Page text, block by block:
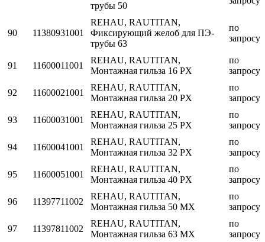
трубы 50
90 11380931001
REHAU, RAUTITAN,
Фиксирующий желоб для ПЭ-
трубы 63
по
запросу
91 11600011001
REHAU, RAUTITAN,
Монтажная гильза 16 PX
по
запросу
92 11600021001
REHAU, RAUTITAN,
Монтажная гильза 20 PX
по
запросу
93 11600031001
REHAU, RAUTITAN,
Монтажная гильза 25 PX
по
запросу
94 11600041001
REHAU, RAUTITAN,
Монтажная гильза 32 PX
по
запросу
95 11600051001
REHAU, RAUTITAN,
Монтажная гильза 40 PX
по
запросу
96 11397711002
REHAU, RAUTITAN,
Монтажная гильза 50 MX
по
запросу
97 11397811002
REHAU, RAUTITAN,
Монтажная гильза 63 MX
по
запросу